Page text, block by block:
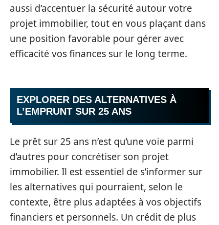
aussi d’accentuer la sécurité autour votre
projet immobilier, tout en vous plaçant dans
une position favorable pour gérer avec
efficacité vos finances sur le long terme.
EXPLORER DES ALTERNATIVES À
L’EMPRUNT SUR 25 ANS
Le prêt sur 25 ans n’est qu’une voie parmi
d’autres pour concrétiser son projet
immobilier. Il est essentiel de s’informer sur
les alternatives qui pourraient, selon le
contexte, être plus adaptées à vos objectifs
financiers et personnels. Un crédit de plus